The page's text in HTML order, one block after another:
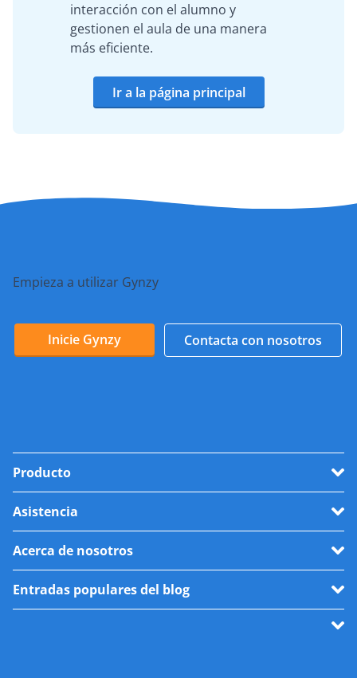
interacción con el alumno y
gestionen el aula de una manera
más eficiente.
Ir a la página principal
Empieza a utilizar Gynzy
Inicie Gynzy Contacta con nosotros
Producto
Asistencia
Acerca de nosotros
Entradas populares del blog